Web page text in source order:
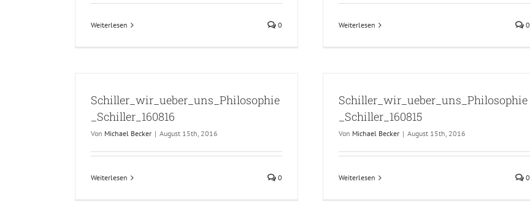
Weiterlesen 0 Weiterlesen 0
Schiller_wir_ueber_uns_Philosophie
_Schiller_160816
Von Michael Becker | August 15th, 2016
Weiterlesen 0
Schiller_wir_ueber_uns_Philosophie
_Schiller_160815
Von Michael Becker | August 15th, 2016
Weiterlesen 0